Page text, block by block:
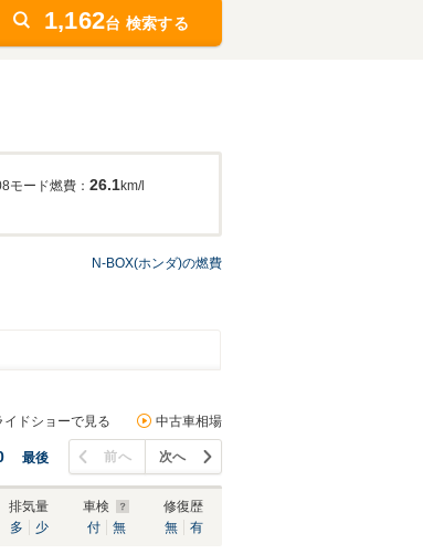
1,162台 検索する
モード燃費： 26.1km/l
N-BOX(ホンダ)の燃費
イドショーで見る 中古車相場
最後 前へ 次へ
排気量
多
少
車検
付
無
修復歴
無
有